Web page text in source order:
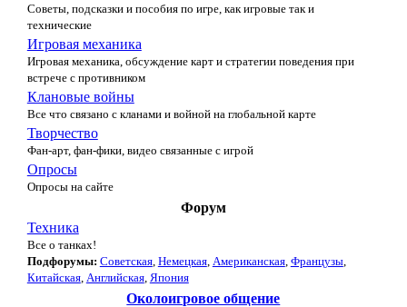
Советы, подсказки и пособия по игре, как игровые так и
технические
Игровая механика
Игровая механика, обсуждение карт и стратегии поведения при
встрече с противником
Клановые войны
Все что связано с кланами и войной на глобальной карте
Творчество
Фан-арт, фан-фики, видео связанные с игрой
Опросы
Опросы на сайте
Форум
Техника
Все о танках!
Подфорумы: Советская, Немецкая, Американская, Французы,
Китайская, Английская, Япония
Околоигровое общение